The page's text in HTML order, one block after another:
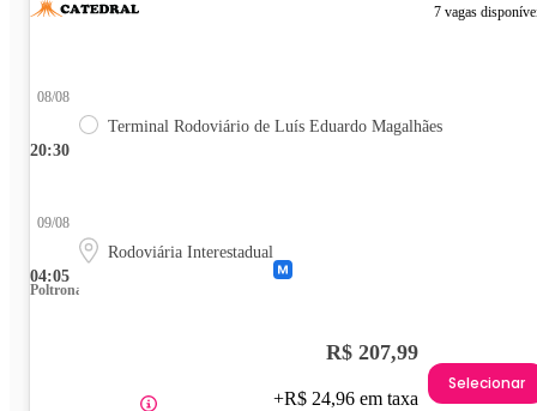
7 vagas
20:30
08/08
Terminal Rodoviário de Luís Eduardo Magalhães
04:05
09/08
Rodoviária Interestadual
Poltrona
R$ 207,99
+R$ 24,96 em taxa
Selecionar